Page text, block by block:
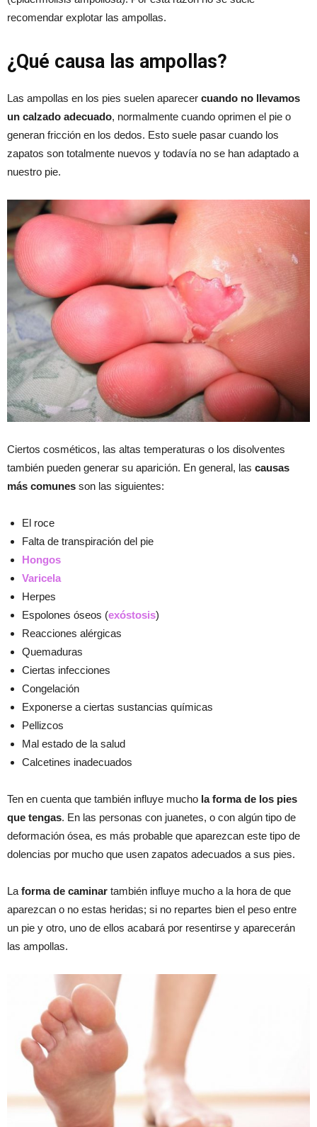
recomendar explotar las ampollas.
¿Qué causa las ampollas?
Las ampollas en los pies suelen aparecer cuando no llevamos
un calzado adecuado, normalmente cuando oprimen el pie o
generan fricción en los dedos. Esto suele pasar cuando los
zapatos son totalmente nuevos y todavía no se han adaptado a
nuestro pie.
Ciertos cosméticos, las altas temperaturas o los disolventes
también pueden generar su aparición. En general, las causas
más comunes son las siguientes:
El roce
Falta de transpiración del pie
Hongos
Varicela
Herpes
Espolones óseos (exóstosis)
Reacciones alérgicas
Quemaduras
Ciertas infecciones
Congelación
Exponerse a ciertas sustancias químicas
Pellizcos
Mal estado de la salud
Calcetines inadecuados
Ten en cuenta que también influye mucho la forma de los pies
que tengas. En las personas con juanetes, o con algún tipo de
deformación ósea, es más probable que aparezcan este tipo de
dolencias por mucho que usen zapatos adecuados a sus pies.
La forma de caminar también influye mucho a la hora de que
aparezcan o no estas heridas; si no repartes bien el peso entre
un pie y otro, uno de ellos acabará por resentirse y aparecerán
las ampollas.